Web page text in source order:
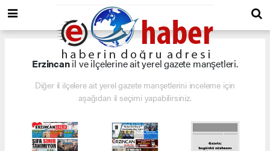
Erzincanil ve ilçelerine ait yerel gazete manşetleri.
Diğer il ilçelere ait yerel gazete manşetlerini inceleme için
aşağıdan il seçimi yapabilirsiniz.